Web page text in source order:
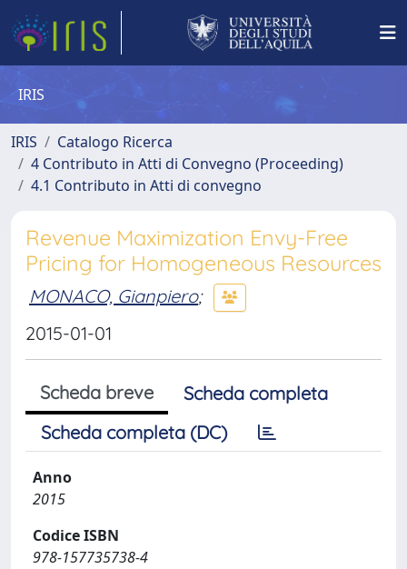
IRIS
IRIS
Catalogo Ricerca
4 Contributo in Atti di Convegno (Proceeding)
4.1 Contributo in Atti di convegno
Revenue Maximization Envy-Free
Pricing for Homogeneous Resources
MONACO, Gianpiero;
2015-01-01
Scheda breve
Scheda completa
Scheda completa (DC)
Anno
2015
Codice ISBN
978-157735738-4